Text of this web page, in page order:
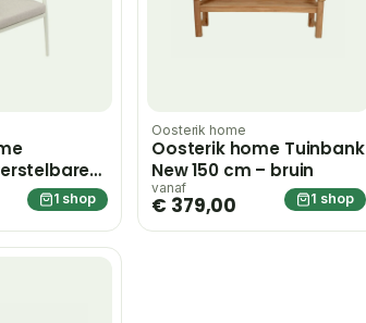
1 shop
Oosterik home
Oosterik home Tuinbank
New 150 cm – bruin
vanaf
€ 379,00 1 shop